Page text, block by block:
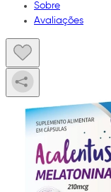
Sobre
Avaliações